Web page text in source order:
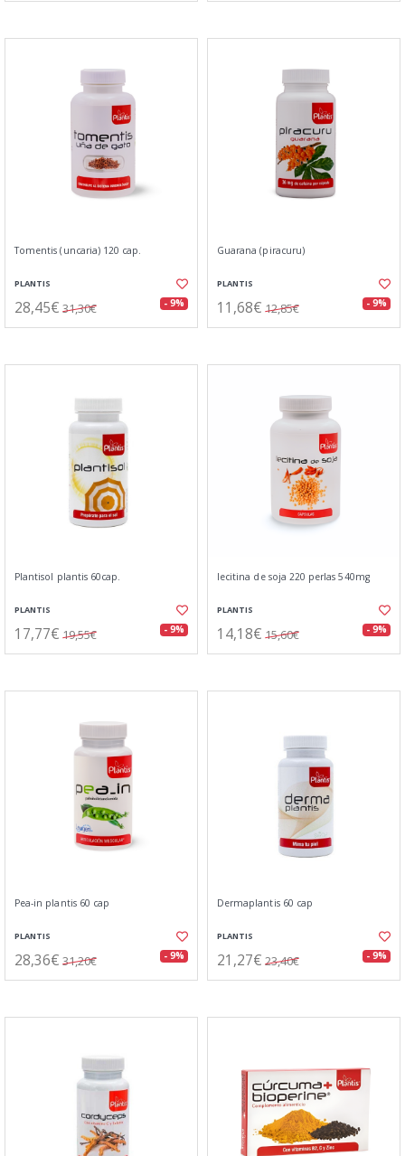
Tomentis (uncaria) 120 cap.
PLANTIS
28,45€ 31,30€ - 9%
Guarana (piracuru)
PLANTIS
11,68€ 12,85€ - 9%
Plantisol plantis 60cap.
PLANTIS
17,77€ 19,55€ - 9%
lecitina de soja 220 perlas 540mg
PLANTIS
14,18€ 15,60€ - 9%
Pea-in plantis 60 cap
PLANTIS
28,36€ 31,20€ - 9%
Dermaplantis 60 cap
PLANTIS
21,27€ 23,40€ - 9%